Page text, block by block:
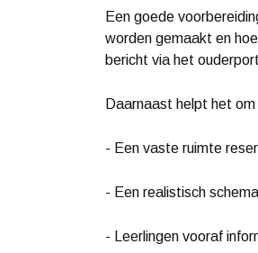
Een goede
worden gemaakt en
bericht via het
Daarnaast helpt het
- Een vaste ruimte
- Een realistisch
- Leerlingen vooraf